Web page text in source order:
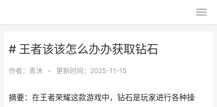
# 王者该该怎么办办获取钻石
作者： 青沐 • 更新时间：2025-11-15
摘要：在王者荣耀这款游戏中，钻石是玩家进行各种操